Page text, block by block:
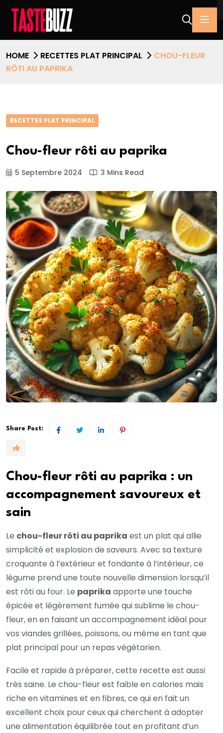
HOME RECETTES PLAT PRINCIPAL
CHOU-FLEUR
RÔTI AU PAPRIKA
RECETTES PLAT PRINCIPAL
Chou-fleur rôti au paprika
5 Septembre 2024 3 Mins Read
Share Post:
Chou-fleur rôti au paprika : un
accompagnement savoureux et
sain
Le chou-fleur rôti au paprika est un plat qui allie
simplicité et explosion de saveurs. Avec sa texture
croquante à l’extérieur et fondante à l’intérieur, ce
légume prend une toute nouvelle dimension lorsqu’il
est rôti au four. Le paprika apporte une touche
épicée et légèrement fumée qui sublime le chou-
fleur, en en faisant un accompagnement idéal pour
vos viandes grillées, poissons, ou même en tant que
plat principal pour un repas végétarien.
Facile et rapide à préparer, cette recette est aussi
très saine. Le chou-fleur est faible en calories mais
riche en vitamines et en fibres, ce qui en fait un
excellent choix pour ceux qui cherchent à adopter
une alimentation équilibrée tout en profitant d’un